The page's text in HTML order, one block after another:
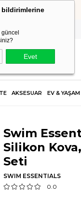
bildirimlerine
Evet
AKSESUAR EV & YAŞAM
Swim
Silikon
Seti
SWIM ESSENTIALS
0.0